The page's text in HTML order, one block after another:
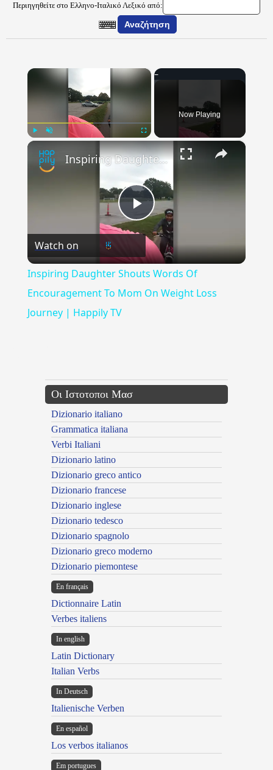
Περιηγηθείτε στο Ελληνο-Ιταλικό Λεξικό από:
×
Fullscreen
Now Playing
×
Play
Video
Inspiring Daughter Shouts Words Of Encouragement To Mom On Weight Loss Journey | Happily TV
Watch on
Inspiring Daughter Shouts Words Of
Encouragement To Mom On Weight Loss
Journey | Happily TV
Οι Ιστοτοποι Μασ
Dizionario italiano
Grammatica italiana
Verbi Italiani
Dizionario latino
Dizionario greco antico
Dizionario francese
Dizionario inglese
Dizionario tedesco
Dizionario spagnolo
Dizionario greco moderno
Dizionario piemontese
En français
Dictionnaire Latin
Verbes italiens
In english
Latin Dictionary
Italian Verbs
In Deutsch
Italienische Verben
En español
Los verbos italianos
Em portugues